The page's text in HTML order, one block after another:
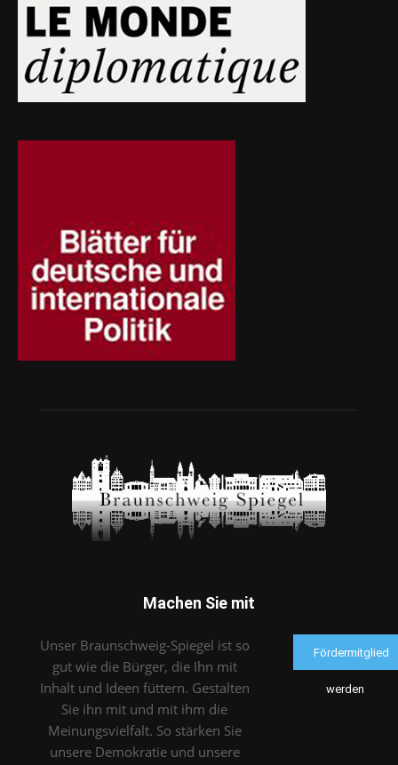
Machen Sie mit
Unser Braunschweig-Spiegel ist so
gut wie die Bürger, die Ihn mit
Inhalt und Ideen füttern. Gestalten
Sie ihn mit und mit ihm die
Meinungsvielfalt. So stärken Sie
unsere Demokratie und unsere
Fördermitglied
werden